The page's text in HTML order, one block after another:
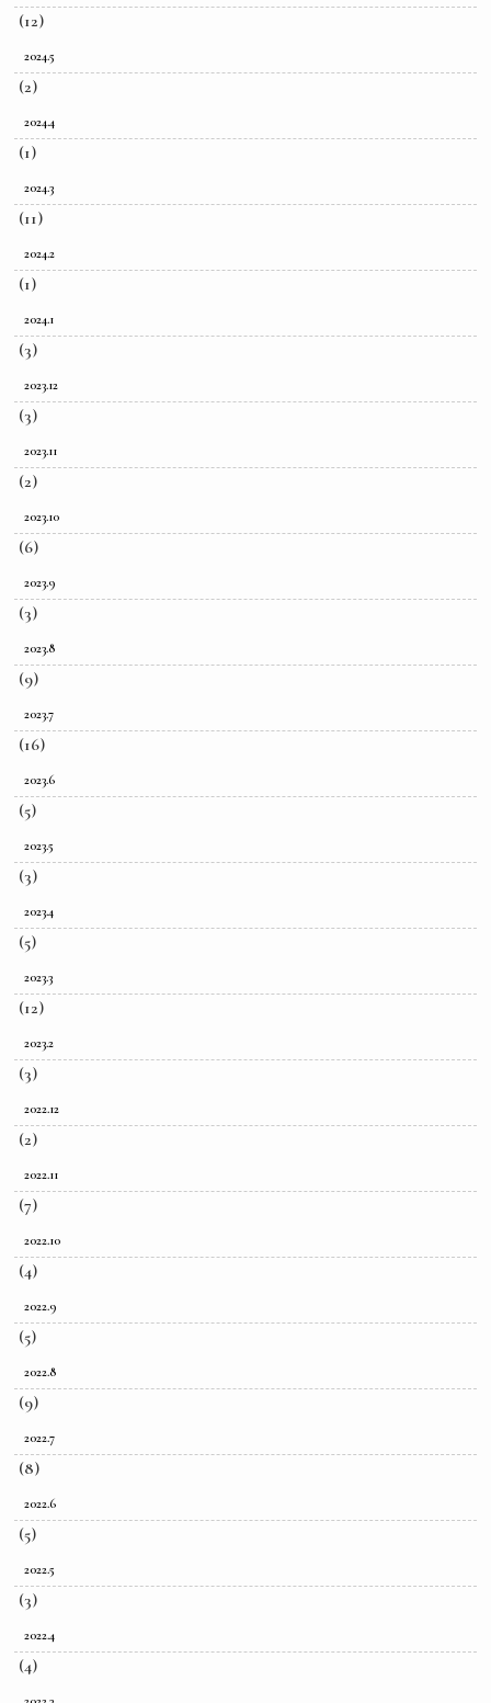
(12)
2024.5
(2)
2024.4
(1)
2024.3
(11)
2024.2
(1)
2024.1
(3)
2023.12
(3)
2023.11
(2)
2023.10
(6)
2023.9
(3)
2023.8
(9)
2023.7
(16)
2023.6
(5)
2023.5
(3)
2023.4
(5)
2023.3
(12)
2023.2
(3)
2022.12
(2)
2022.11
(7)
2022.10
(4)
2022.9
(5)
2022.8
(9)
2022.7
(8)
2022.6
(5)
2022.5
(3)
2022.4
(4)